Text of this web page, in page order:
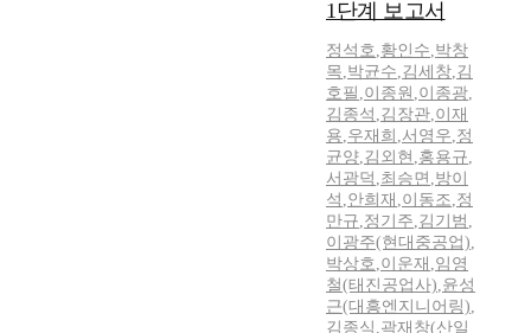
1단계 보고서
정석호,황인수,박창
목,박균수,김세창,김
호필 ,이종원 ,이종광,
김종석 ,김장관,이재
용,우재희 ,서영우,정
균양,김외현 ,홍용규,
서광덕 ,최승면 ,방이
석 ,안희재 ,이동조,정
만규,정기주,김기범 ,
이광주(현대중공업),
박상호,이운재 ,임영
철(태진공업사),윤성
근(대흥엔지니어링),
김종식 ,곽재창(산일